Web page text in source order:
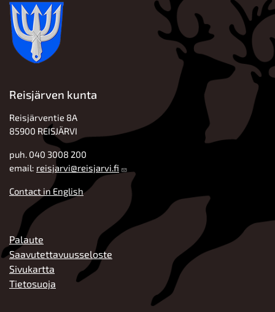
Reisjärven kunta
Reisjärventie 8A
85900 REISJÄRVI
puh. 040 3008 200
email: reisjarvi@reisjarvi.fi
Contact in English
ALATUNNISTE
Palaute
Saavutettavuusseloste
Sivukartta
Tietosuoja